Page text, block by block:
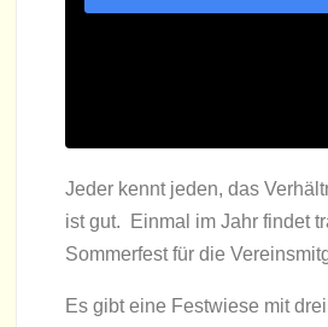
Jeder kennt jeden, das
ist gut. Ein­mal im Jahr fin­det
Som­mer­fest für die
Es gibt eine Fest­wiese mit